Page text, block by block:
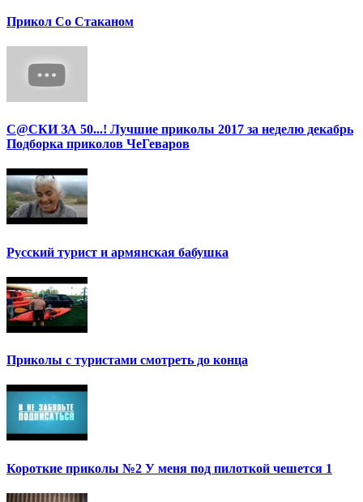
Прикол Со Стаканом
С@СКИ ЗА 50...! Лучшие приколы 2017 за неделю декабрь
Подборка приколов ЧеГеваров
Русский турист и армянская бабушка
Приколы с туристами смотреть до конца
Короткие приколы №2 У меня под пилоткой чешется 1